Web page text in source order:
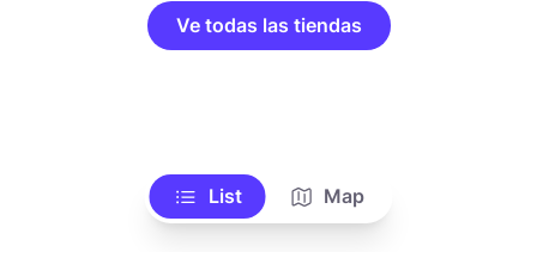
Ve todas las tiendas
List Map